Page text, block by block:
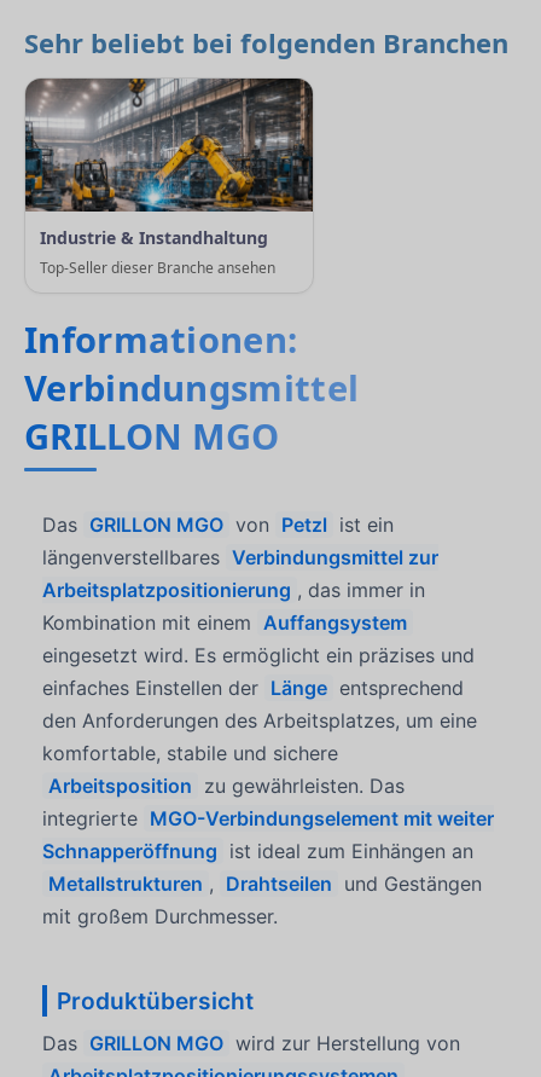
Sehr beliebt bei folgenden Branchen
Industrie & Instandhaltung
Top-Seller dieser Branche ansehen
Informationen:
Verbindungsmittel
GRILLON MGO
Das GRILLON MGO von Petzl ist ein
längenverstellbares Verbindungsmittel zur
Arbeitsplatzpositionierung , das immer in
Kombination mit einem Auffangsystem
eingesetzt wird. Es ermöglicht ein präzises und
einfaches Einstellen der Länge entsprechend
den Anforderungen des Arbeitsplatzes, um eine
komfortable, stabile und sichere
Arbeitsposition zu gewährleisten. Das
integrierte MGO-Verbindungselement mit weiter
Schnapperöffnung ist ideal zum Einhängen an
Metallstrukturen , Drahtseilen und Gestängen
mit großem Durchmesser.
Produktübersicht
Das GRILLON MGO wird zur Herstellung von